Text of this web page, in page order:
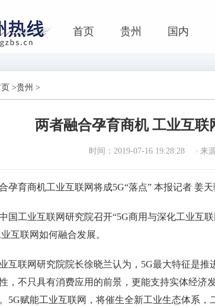
首页 贵州 国内
>贵州 >
两者融合孕育商机 工业互联
时间：2019-07-16 19:28:28 来
孕育商机工业互联网将成5G“落点” 本报记者 姜
国工业互联网研究院召开“5G商用与深化工业互
互联网如何融合发展。
互联网研究院院长徐晓兰认为，5G最大特征是推
，不只具有消费应用的前景，更能支持实体经济
5G赋能工业互联网，将催生全新工业生态体系，